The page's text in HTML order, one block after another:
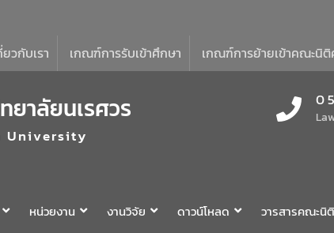
ยวกับเรา เกณฑ์การรับเข้าศึกษา เกณฑ์การย้ายเข้าคณะนิ
าลัยนเรศวร
University
0
หน่วยงาน งานวิจัย ดาวน์โหลด วารสารคณะนิ